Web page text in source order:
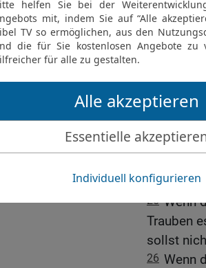
in allem,
es
22 Wenn
sollst du
wird’s
23 Wenn
dich
24 Aber
und
gelobt
25 Wenn
Trauben
sollst
26 Wenn